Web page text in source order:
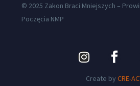
© 2025 Zakon Braci Mniejszych –
Poczęcia NMP
Create by CRE-